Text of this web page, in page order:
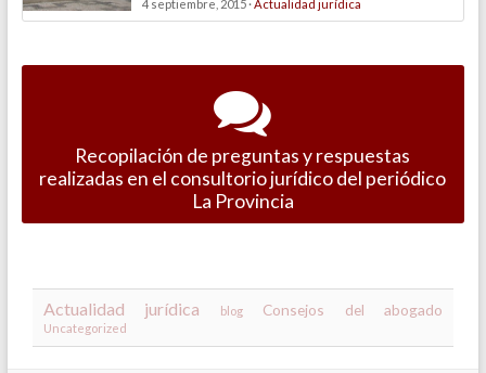
4 septiembre, 2015 ·Actualidad jurídica
Recopilación de preguntas y respuestas
realizadas en el consultorio jurídico del periódico
La Provincia
Actualidad jurídica blog Consejos del abogado
Uncategorized